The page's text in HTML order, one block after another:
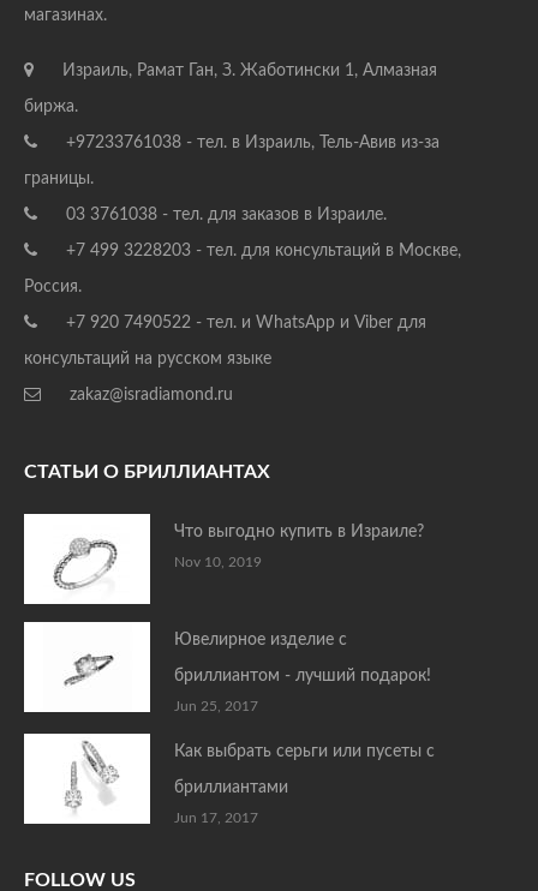
магазинах.
Израиль, Рамат Ган, З. Жаботински 1, Алмазная
биржа.
+97233761038 - тел. в Израиль, Тель-Авив из-за
границы.
03 3761038 - тел. для заказов в Израиле.
+7 499 3228203 - тел. для консультаций в Москве,
Россия.
+7 920 7490522 - тел. и WhatsApp и Viber для
консультаций на русском языке
zakaz@isradiamond.ru
СТАТЬИ О БРИЛЛИАНТАХ
Что выгодно купить в Израиле?
Nov 10, 2019
Ювелирное изделие с
бриллиантом - лучший подарок!
Jun 25, 2017
Как выбрать серьги или пусеты с
бриллиантами
Jun 17, 2017
FOLLOW US